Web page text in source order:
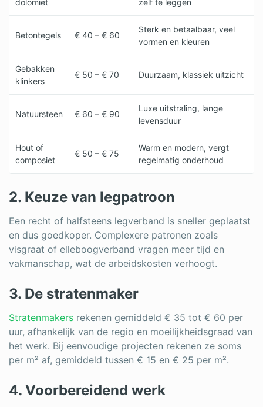
Betontegels € 40 – € 60
Sterk en betaalbaar, veel
vormen en kleuren
Gebakken
klinkers
€ 50 – € 70 Duurzaam, klassiek uitzicht
Natuursteen € 60 – € 90
Luxe uitstraling, lange
levensduur
Hout of
composiet
€ 50 – € 75
Warm en modern, vergt
regelmatig onderhoud
2. Keuze van legpatroon
Een recht of halfsteens legverband is sneller geplaatst
en dus goedkoper. Complexere patronen zoals
visgraat of elleboogverband vragen meer tijd en
vakmanschap, wat de arbeidskosten verhoogt.
3. De stratenmaker
Stratenmakers rekenen gemiddeld € 35 tot € 60 per
uur, afhankelijk van de regio en moeilijkheidsgraad van
het werk. Bij eenvoudige projecten rekenen ze soms
per m² af, gemiddeld tussen € 15 en € 25 per m².
4. Voorbereidend werk